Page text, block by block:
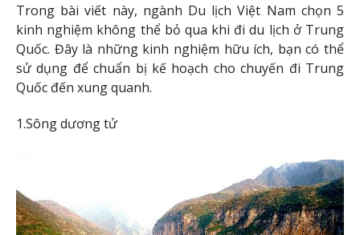
Trong bài viết này, ngành Du lịch Việt Nam chọn 5
kinh nghiệm không thể bỏ qua khi đi du lịch ở Trung
Quốc. Đây là những kinh nghiệm hữu ích, bạn có thể
sử dụng để chuẩn bị kế hoạch cho chuyến đi Trung
Quốc đến xung quanh.
1.Sông dương tử